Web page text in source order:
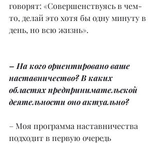
говорят: «Совершенствуясь в чем-
то, делай это хотя бы одну минуту в
день, но всю жизнь».
– На кого ориентировано ваше
наставничество? В каких
областях предпринимательской
деятельности оно актуально?
– Моя программа наставничества
подходит в первую очередь